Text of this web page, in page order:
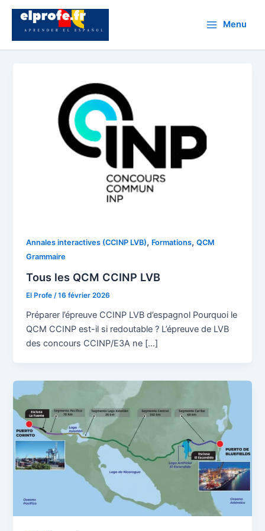
Aller
contenu
Menu
Annales interactives (CCINP LVB), Formations,QCM
Grammaire
Tous les QCM CCINP LVB
El Profe /16 février 2026
Préparer l’épreuve CCINP LVB d’espagnol Pourquoi le
QCM CCINP est-il si redoutable ? L’épreuve de LVB
des concours CCINP/E3A ne […]